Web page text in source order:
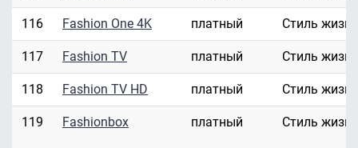
116 Fashion One 4K платный Стиль жизни
117 Fashion TV платный Стиль жизни
118 Fashion TV HD платный Стиль жизни
119 Fashionbox платный Стиль жизни